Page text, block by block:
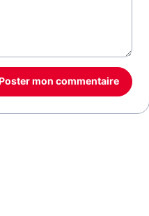
Poster mon commentaire